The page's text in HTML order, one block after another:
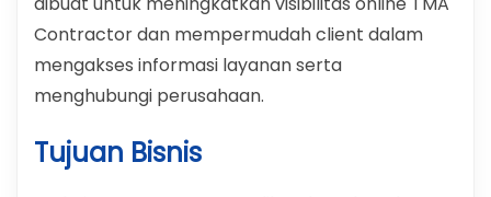
Contractor dan mempermudah client dalam
mengakses informasi layanan serta
menghubungi perusahaan.
Tujuan Bisnis